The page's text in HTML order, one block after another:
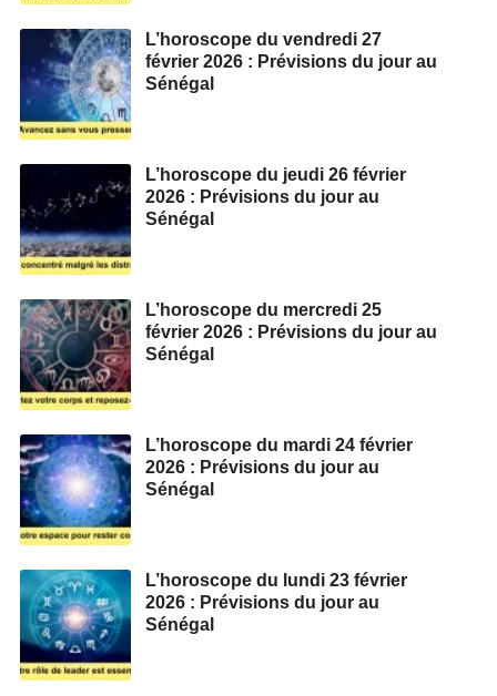
L’horoscope du vendredi 27
février 2026 : Prévisions du jour au
Sénégal
L’horoscope du jeudi 26 février
2026 : Prévisions du jour au
Sénégal
L’horoscope du mercredi 25
février 2026 : Prévisions du jour au
Sénégal
L’horoscope du mardi 24 février
2026 : Prévisions du jour au
Sénégal
L’horoscope du lundi 23 février
2026 : Prévisions du jour au
Sénégal